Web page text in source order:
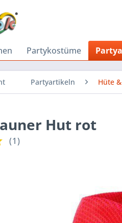
Partykostüme
Partyartikeln Hüte
Hut rot
(1)